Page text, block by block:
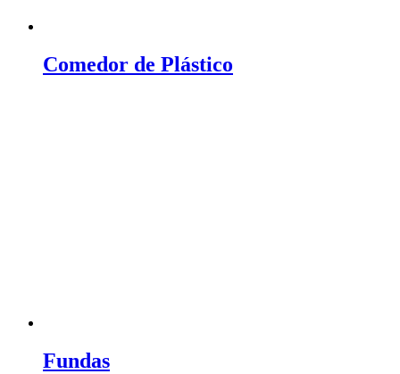
Comedor de Plástico
Fundas